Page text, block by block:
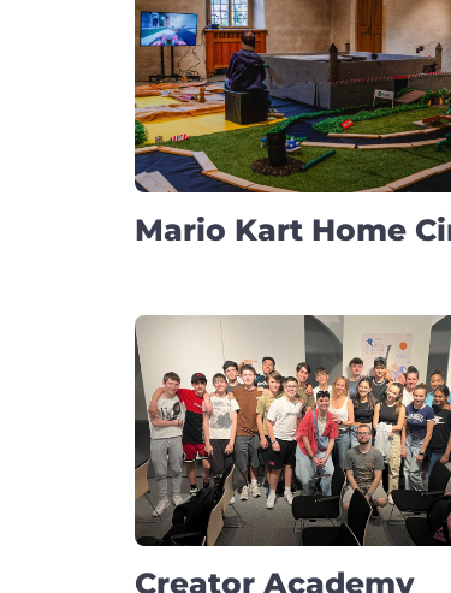
Mario Kart Home
Creator Academy